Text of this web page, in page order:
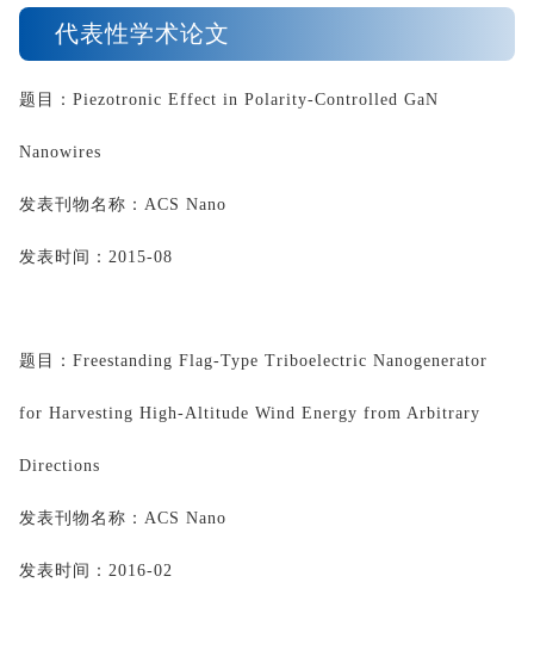
代表性学术论文
题目： Piezotronic Effect in Polarity-Controlled GaN
Nanowires
发表刊物名称： ACS Nano
发表时间： 2015-08
题目： Freestanding Flag-Type Triboelectric Nanogenerator
for Harvesting High-Altitude Wind Energy from Arbitrary
Directions
发表刊物名称： ACS Nano
发表时间： 2016-02